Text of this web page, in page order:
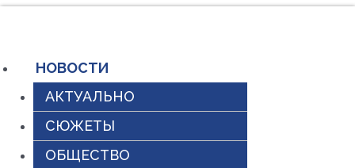
содержимому
НОВОСТИ
АКТУАЛЬНО
СЮЖЕТЫ
ОБЩЕСТВО